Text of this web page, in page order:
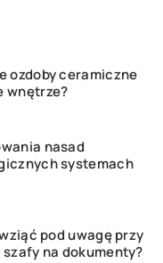
ozdoby ceramiczne
wnętrze?
nasad
systemach
pod uwagę przy
na dokumenty?